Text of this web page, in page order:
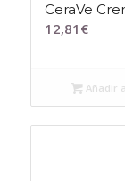
CeraVe
12,81 €
Añadir